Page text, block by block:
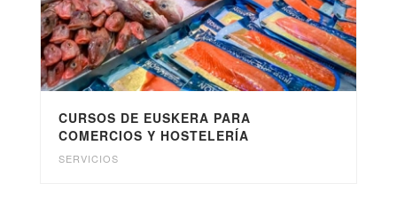
CURSOS DE EUSKERA PARA
COMERCIOS Y HOSTELERÍA
SERVICIOS